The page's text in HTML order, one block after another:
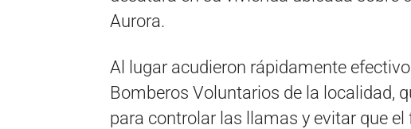
Aurora.
Al lugar acudieron rápidamente
Bomberos Voluntarios de la localidad,
para controlar las llamas y evitar que